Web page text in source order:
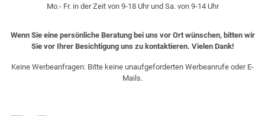
Mo.- Fr. in der Zeit von 9-18 Uhr und Sa. von 9-14 Uhr
Wenn Sie eine persönliche Beratung bei uns vor Ort wünschen, bitten wir
Sie vor Ihrer Besichtigung uns zu kontaktieren. Vielen Dank!
Keine Werbeanfragen: Bitte keine unaufgeforderten Werbeanrufe oder E-
Mails.